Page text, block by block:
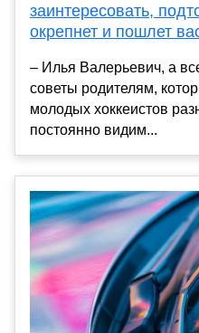
заинтересовать,
окрепнет и пошлет
– Илья Валерьевич, а
советы родителям,
молодых хоккеистов
постоянно видим...